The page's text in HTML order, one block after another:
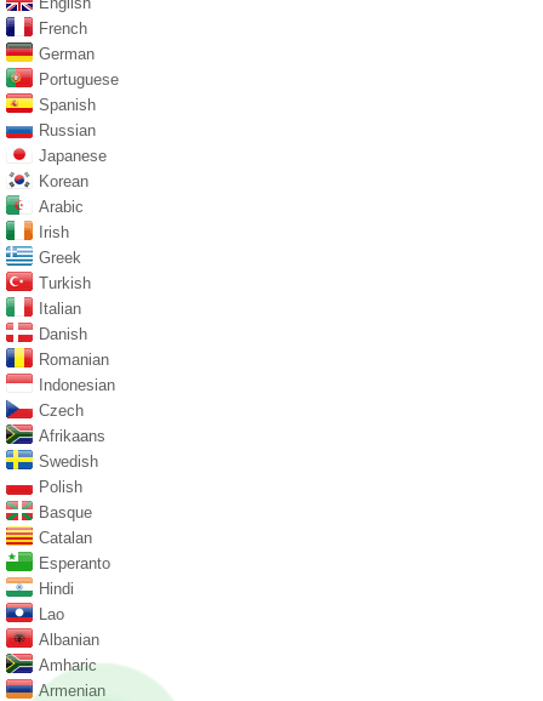
French
German
Portuguese
Spanish
Russian
Japanese
Korean
Arabic
Irish
Greek
Turkish
Italian
Danish
Romanian
Indonesian
Czech
Afrikaans
Swedish
Polish
Basque
Catalan
Esperanto
Hindi
Lao
Albanian
Amharic
Armenian